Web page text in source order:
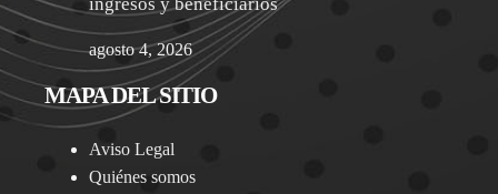
agosto 4, 2026
MAPA DEL SITIO
Aviso Legal
Quiénes somos